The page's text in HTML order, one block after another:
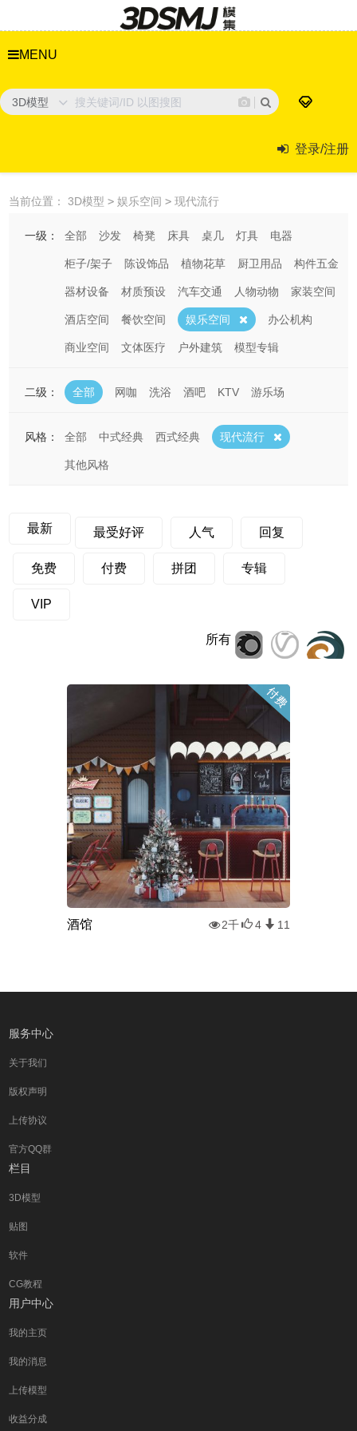
MENU
3D模型
登录/注册
当前位置： 3D模型 > 娱乐空间 > 现代流行
一级： 全部 沙发 椅凳 床具 桌几 灯具 电器
柜子/架子 陈设饰品 植物花草 厨卫用品 构件五金
器材设备 材质预设 汽车交通 人物动物 家装空间
酒店空间 餐饮空间 娱乐空间 办公机构
商业空间 文体医疗 户外建筑 模型专辑
二级： 全部 网咖 洗浴 酒吧 KTV 游乐场
风格： 全部 中式经典 西式经典 现代流行
其他风格
最新 最受好评 人气 回复
免费 付费 拼团 专辑
VIP
所有
酒馆 2千 4 11
服务中心
关于我们
版权声明
上传协议
官方QQ群
栏目
3D模型
贴图
软件
CG教程
用户中心
我的主页
我的消息
上传模型
收益分成